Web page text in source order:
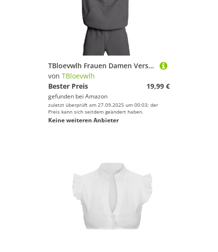
TBloevwlh Frauen Damen Versteckten Tragbare Damenmode Kapuzenpullover Männer Decke Pullover Sweatshirt Gewicht Baumwolle Farbblock Taschen Für Langarmshirt Angenehmes Oberteile Loungewear
von TBloevwlh
Bester Preis
19,99 €
gefunden bei Amazon
zuletzt überprüft am 27.09.2025 um 00:03; der
Preis kann sich seitdem geändert haben.
Keine weiteren Anbieter